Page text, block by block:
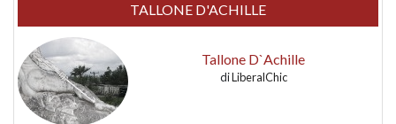
TALLONE D'ACHILLE
Tallone D`Achille
diLiberalChic